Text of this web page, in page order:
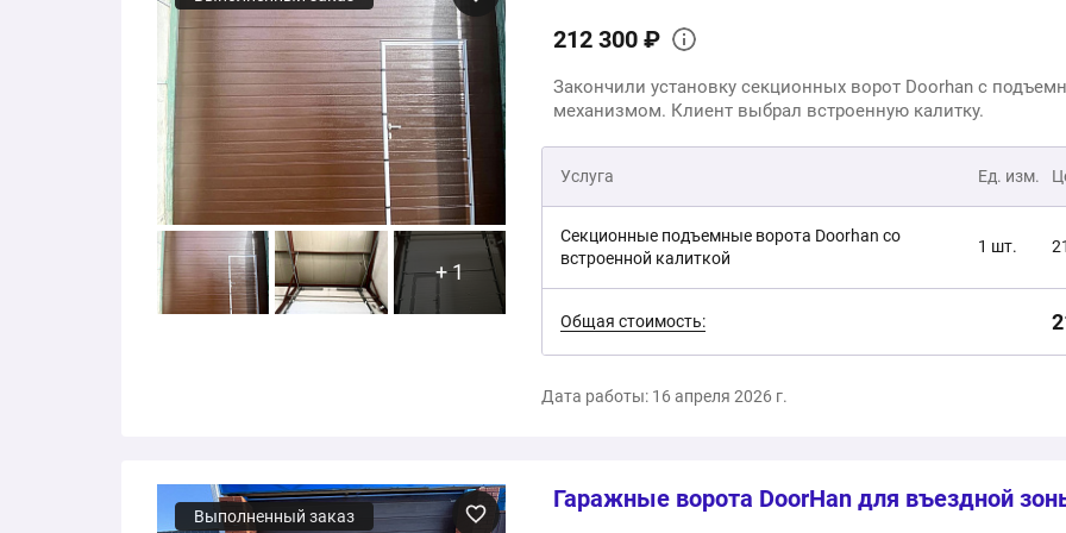
+ 1
212 300 ₽
Закончили установку секционных ворот Doorhan с
механизмом. Клиент выбрал встроенную калитку.
Услуга Ед. изм.
Секционные подъемные ворота Doorhan со
встроенной калиткой
1 шт.
Общая стоимость:
Дата работы: 16 апреля 2026 г.
Выполненный заказ
Гаражные ворота DoorHan для въездной